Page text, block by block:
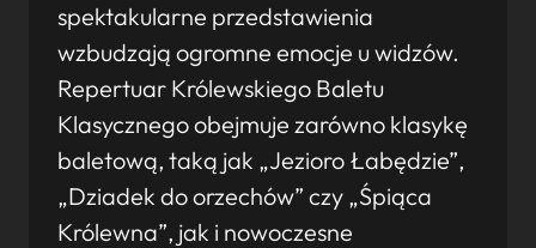
spektakularne przedstawienia
wzbudzają ogromne emocje u widzów.
Repertuar Królewskiego Baletu
Klasycznego obejmuje zarówno klasykę
baletową, taką jak „Jezioro Łabędzie”,
„Dziadek do orzechów” czy „Śpiąca
Królewna”, jak i nowoczesne